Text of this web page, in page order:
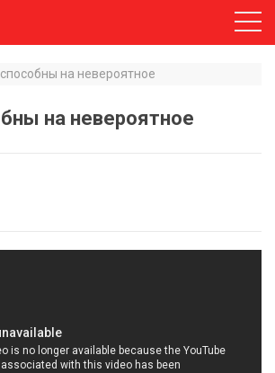
на невероятное
на невероятное